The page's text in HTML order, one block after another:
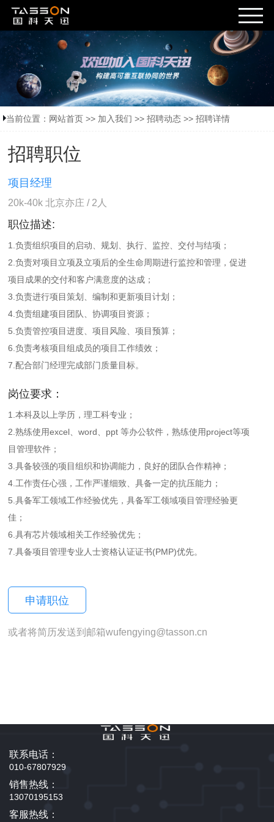
当前位置： 网站首页 >> 加入我们 >> 招聘动态 >> 招聘详情
招聘职位
项目经理
20k-40k 北京亦庄 / 2人
职位描述:
1.负责组织项目的启动、规划、执行、监控、交付与结项；
2.负责对项目立项及立项后的全生命周期进行监控和管理，促进
项目成果的交付和客户满意度的达成；
3.负责进行项目策划、编制和更新项目计划；
4.负责组建项目团队、协调项目资源；
5.负责管控项目进度、项目风险、项目预算；
6.负责考核项目组成员的项目工作绩效；
7.配合部门经理完成部门质量目标。
岗位要求：
1.本科及以上学历，理工科专业；
2.熟练使用excel、word、ppt 等办公软件，熟练使用project等项
目管理软件；
3.具备较强的项目组织和协调能力，良好的团队合作精神；
4.工作责任心强，工作严谨细致、具备一定的抗压能力；
5.具备军工领域工作经验优先，具备军工领域项目管理经验更
佳；
6.具有芯片领域相关工作经验优先；
7.具备项目管理专业人士资格认证证书(PMP)优先。
申请职位
或者将简历发送到邮箱wufengying@tasson.cn
联系电话：
010-67807929
销售热线：
13070195153
客服热线：